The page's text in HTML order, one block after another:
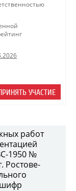
УЧАСТИЕ
работ
1950 №
Ростове-